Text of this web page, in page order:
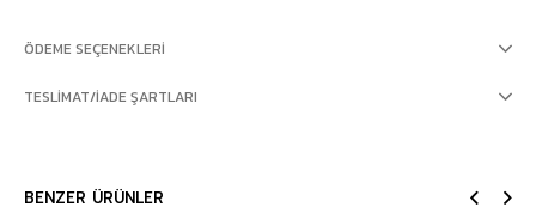
ÖDEME SEÇENEKLERI
TESLIMAT/İADE ŞARTLARI
BENZER ÜRÜNLER